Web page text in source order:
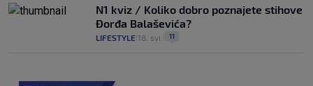
N1 kviz / Koliko dobro poznajete stihove
Đorđa Balaševića?
LIFESTYLE 18. svi. 11